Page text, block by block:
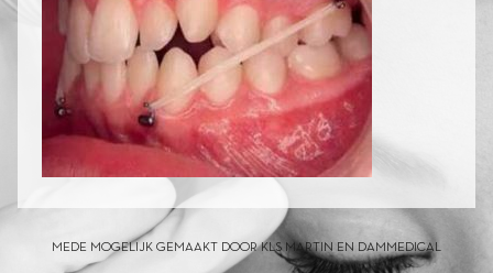
MEDE MOGELIJK GEMAAKT DOOR KLS MARTIN EN DAMMEDICAL